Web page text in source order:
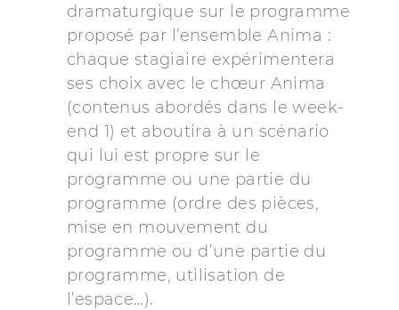
dramaturgique sur le programme
proposé par l’ensemble Anima :
chaque stagiaire expérimentera
ses choix avec le chœur Anima
(contenus abordés dans le week-
end 1) et aboutira à un scénario
qui lui est propre sur le
programme ou une partie du
programme (ordre des pièces,
mise en mouvement du
programme ou d’une partie du
programme, utilisation de
l’espace…).